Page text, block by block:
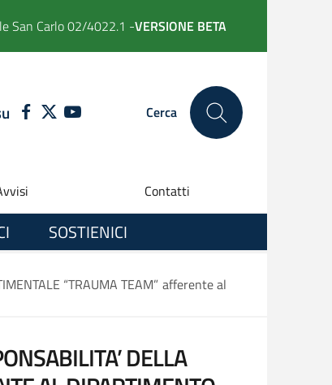
San Carlo 02/4022.1 -VERSIONE BETA
FACEBOOK
TWITTERYOUTUBE Cerca
Contatti
SOSTIENICI
“TRAUMA TEAM” afferente al
DELLA